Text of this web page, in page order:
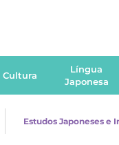
Cultura
Língua
Japonesa
Estudos Japoneses